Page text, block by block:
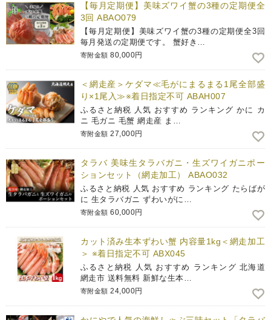
【毎月定期便】美味ズワイ蟹の3種の定期便全
3回 ABAO079
【毎月定期便】美味ズワイ蟹の3種の定期便全3回
毎月発送の定期便です。 蟹好き…
寄附金額 80,000円
＜網走産＞ケダマ≪毛がにまるまる1尾全部盛
り×1尾入≫※着日指定不可 ABAH007
ふるさと納税 人気 おすすめ ランキング かに カ
ニ 毛ガニ 毛蟹 網走産 ま…
寄附金額 27,000円
タラバ 美味生タラバガニ・生ズワイガニポー
ションセット（網走加工） ABAO032
ふるさと納税 人気 おすすめ ランキング たらばが
に 生タラバガニ ずわいがに…
寄附金額 60,000円
カット済み生本ずわい蟹 内容量1kg＜網走加工
＞ ※着日指定不可 ABX045
ふるさと納税 人気 おすすめ ランキング 北海道
網走市 送料無料 新鮮な生本…
寄附金額 24,000円